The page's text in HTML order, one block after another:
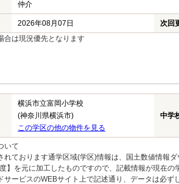
仲介
2026年08月07日 次回
は現況優先となります
横浜市立富岡小学校
(神奈川県横浜市)
この学区の他の物件を見る
中学
いて
れております通学区域(学区)情報は、国土数値情報
】を元に加工したものですので、記載情報が現在の
サービスのWEBサイト上で記述通り、データは必